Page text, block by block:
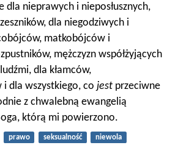
dla nieprawych i nieposłusznych,
dla niegodziwych i
matkobójców i
mężczyzn współżyjących
dla kłamców,
dla wszystkiego, co jest przeciwne
z chwalebną ewangelią
którą mi powierzono.
prawo seksualność niewola